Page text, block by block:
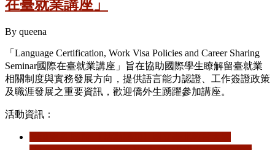
在臺就業講座」
By queena
「Language Certification, Work Visa Policies and Career Sharing
Seminar國際在臺就業講座」旨在協助國際學生瞭解留臺就業
相關制度與實務發展方向，提供語言能力認證、工作簽證政策
及職涯發展之重要資訊，歡迎僑外生踴躍參加講座。
活動資訊：